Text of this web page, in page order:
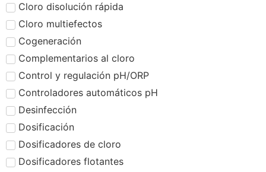
Cloro disolución rápida
Cloro multiefectos
Cogeneración
Complementarios al cloro
Control y regulación pH/ORP
Controladores automáticos pH
Desinfección
Dosificación
Dosificadores de cloro
Dosificadores flotantes